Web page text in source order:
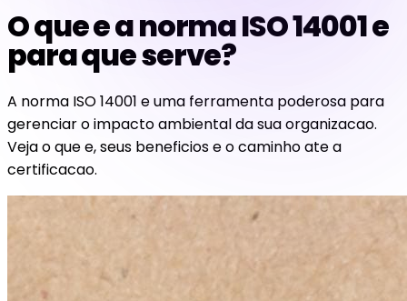
O que e a norma ISO 14001 e
para que serve?
A norma ISO 14001 e uma ferramenta poderosa para
gerenciar o impacto ambiental da sua organizacao.
Veja o que e, seus beneficios e o caminho ate a
certificacao.